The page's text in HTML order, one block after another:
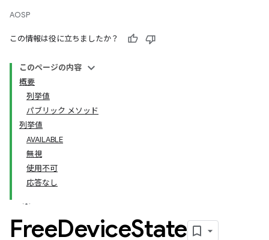
AOSP
この情報は役に立ちましたか？
このページの内容
概要
列挙値
パブリック メソッド
列挙値
AVAILABLE
無視
使用不可
応答なし
FreeDeviceState